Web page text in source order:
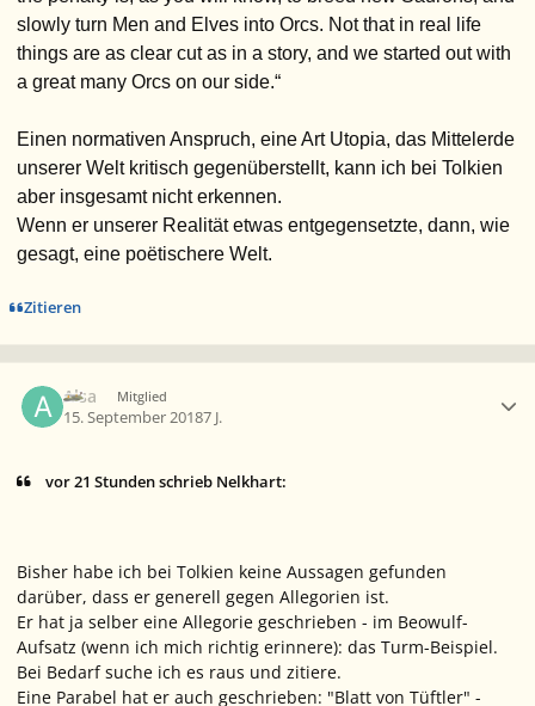
slowly turn Men and Elves into Orcs. Not that in real life
things are as clear cut as in a story, and we started out with
a great many Orcs on our side.“
Einen normativen Anspruch, eine Art Utopia, das Mittelerde
unserer Welt kritisch gegenüberstellt, kann ich bei Tolkien
aber insgesamt nicht erkennen.
Wenn er unserer Realität etwas entgegensetzte, dann, wie
gesagt, eine poëtischere Welt.
Zitieren
Alsa Mitglied
15. September 20187 J.
vor 21 Stunden schrieb Nelkhart:
Bisher habe ich bei Tolkien keine Aussagen gefunden
darüber, dass er generell gegen Allegorien ist.
Er hat ja selber eine Allegorie geschrieben - im Beowulf-
Aufsatz (wenn ich mich richtig erinnere): das Turm-Beispiel.
Bei Bedarf suche ich es raus und zitiere.
Eine Parabel hat er auch geschrieben: "Blatt von Tüftler" -